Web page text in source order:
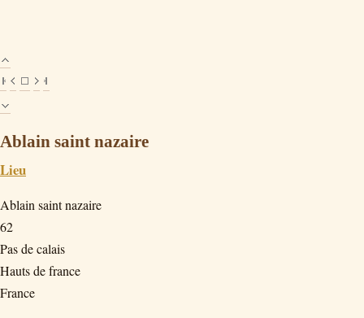
Ablain saint nazaire
Lieu
Ablain saint nazaire
62
Pas de calais
Hauts de france
France